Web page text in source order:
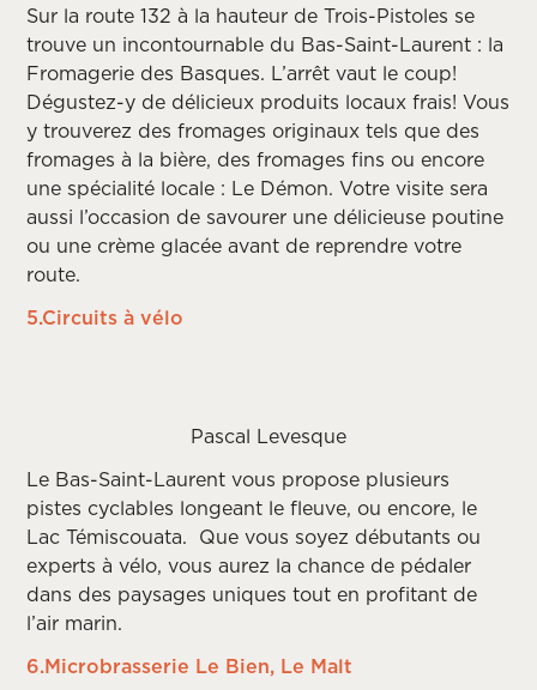
Sur la route 132 à la hauteur de Trois-Pistoles se
trouve un incontournable du Bas-Saint-Laurent : la
Fromagerie des Basques. L’arrêt vaut le coup!
Dégustez-y de délicieux produits locaux frais! Vous
y trouverez des fromages originaux tels que des
fromages à la bière, des fromages fins ou encore
une spécialité locale : Le Démon. Votre visite sera
aussi l’occasion de savourer une délicieuse poutine
ou une crème glacée avant de reprendre votre
route.
5.Circuits à vélo
Pascal Levesque
Le Bas-Saint-Laurent vous propose plusieurs
pistes cyclables longeant le fleuve, ou encore, le
Lac Témiscouata. Que vous soyez débutants ou
experts à vélo, vous aurez la chance de pédaler
dans des paysages uniques tout en profitant de
l’air marin.
6.Microbrasserie Le Bien, Le Malt